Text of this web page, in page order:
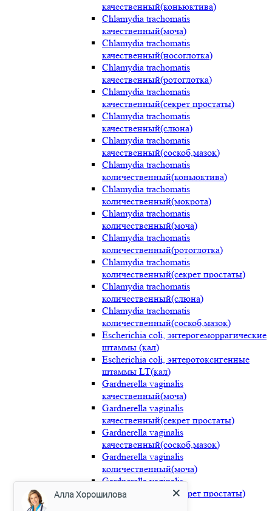
качественный(коньюктива)
Chlamydia trachomatis
качественный(моча)
Chlamydia trachomatis
качественный(носоглотка)
Chlamydia trachomatis
качественный(ротоглотка)
Chlamydia trachomatis
качественный(секрет простаты)
Chlamydia trachomatis
качественный(слюна)
Chlamydia trachomatis
качественный(соскоб,мазок)
Chlamydia trachomatis
количественный(коньюктива)
Chlamydia trachomatis
количественный(мокрота)
Chlamydia trachomatis
количественный(моча)
Chlamydia trachomatis
количественный(ротоглотка)
Chlamydia trachomatis
количественный(секрет простаты)
Chlamydia trachomatis
количественный(слюна)
Chlamydia trachomatis
количественный(соскоб,мазок)
Escherichia coli, энтерогеморрагические
штаммы (кал)
Escherichia coli, энтеротоксигенные
штаммы LT(кал)
Gardnerella vaginalis
качественный(моча)
Gardnerella vaginalis
качественный(секрет простаты)
Gardnerella vaginalis
качественный(соскоб,мазок)
Gardnerella vaginalis
количественный(моча)
Gardnerella vaginalis
количественный(секрет простаты)
Алла Хорошилова